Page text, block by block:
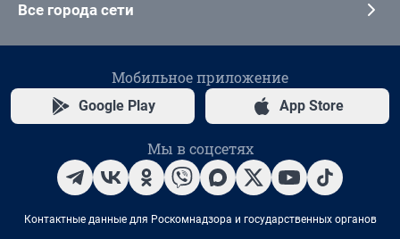
Все города сети
Мобильное приложение
Google Play App Store
Мы в соцсетях
Контактные данные для Роскомнадзора и государственных органов